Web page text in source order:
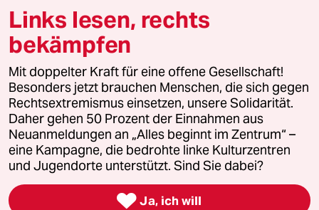
© 2026 taz Verlags und Vertriebs GmbH
Alle Rechte vorbehalten. Bei rechtlichen Fragen oder für Genehmigungen
wenden Sie sich bitte an
lizenzen@taz.de
Feedback Redaktionsstatut Kommune-Richtlinien
Leitlinie Informant Datenschutz Impressum AGB
Seitenwende Einwilligungen widerrufen (Ads)
Links lesen, rechts
bekämpfen
Mit doppelter Kraft für eine offene Gesellschaft!
Besonders jetzt brauchen Menschen, die sich gegen
Rechtsextremismus einsetzen, unsere Solidarität.
Daher gehen 50 Prozent der Einnahmen aus
Neuanmeldungen an „Alles beginnt im Zentrum“ –
eine Kampagne, die bedrohte linke Kulturzentren
und Jugendorte unterstützt. Sind Sie dabei?
 Ja, ich will